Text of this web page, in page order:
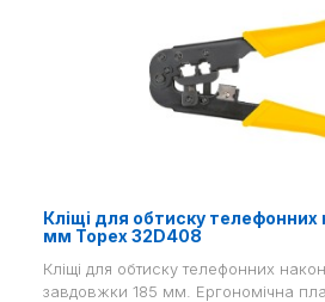
Кліщі для обтиску телефонних
мм Topex 32D408
Кліщі для обтиску телефонних
завдовжки 185 мм. Ергономічна